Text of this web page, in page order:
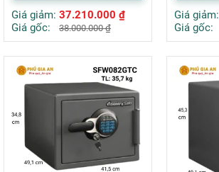
Giá giảm: 37.210.000 ₫
Giá gốc:
38.000.000₫
Giá giảm:
Giá gốc: